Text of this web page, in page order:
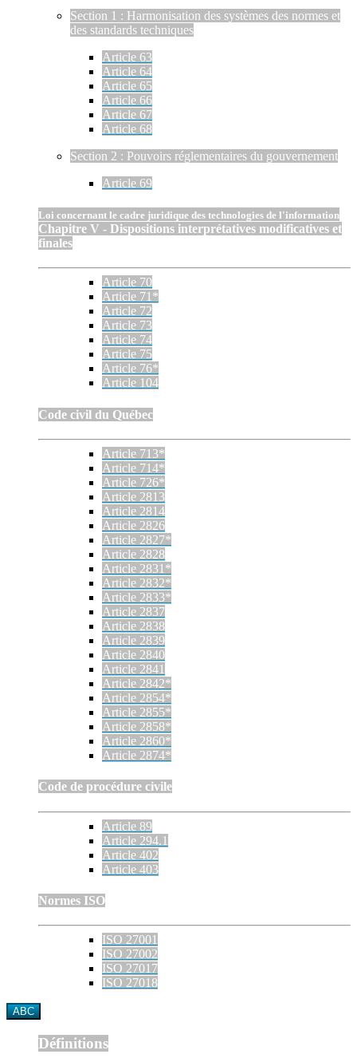
Section 1 : Harmonisation des systèmes des normes et
des standards techniques
Article 63
Article 64
Article 65
Article 66
Article 67
Article 68
Section 2 : Pouvoirs réglementaires du gouvernement
Article 69
Loi concernant le cadre juridique des technologies de l'information
Chapitre V - Dispositions interprétatives modificatives et
finales
Article 70
Article 71*
Article 72
Article 73
Article 74
Article 75
Article 76*
Article 104
Code civil du Québec
Article 713*
Article 714*
Article 726*
Article 2813
Article 2814
Article 2826
Article 2827*
Article 2828
Article 2831*
Article 2832*
Article 2833*
Article 2837
Article 2838
Article 2839
Article 2840
Article 2841
Article 2842*
Article 2854*
Article 2855*
Article 2858*
Article 2860*
Article 2874*
Code de procédure civile
Article 89
Article 294.1
Article 402
Article 403
Normes ISO
ISO 27001
ISO 27002
ISO 27017
ISO 27018
ABC
Définitions